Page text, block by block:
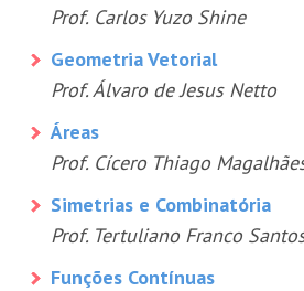
Prof. Carlos Yuzo Shine
Geometria Vetorial
Prof. Álvaro de Jesus Netto
Áreas
Prof. Cícero Thiago
Simetrias e Combinatória
Prof. Tertuliano Franco
Funções Contínuas